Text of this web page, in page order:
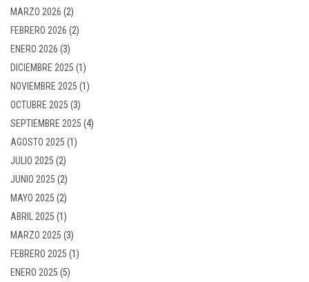
MARZO 2026 (2)
FEBRERO 2026 (2)
ENERO 2026 (3)
DICIEMBRE 2025 (1)
NOVIEMBRE 2025 (1)
OCTUBRE 2025 (3)
SEPTIEMBRE 2025 (4)
AGOSTO 2025 (1)
JULIO 2025 (2)
JUNIO 2025 (2)
MAYO 2025 (2)
ABRIL 2025 (1)
MARZO 2025 (3)
FEBRERO 2025 (1)
ENERO 2025 (5)